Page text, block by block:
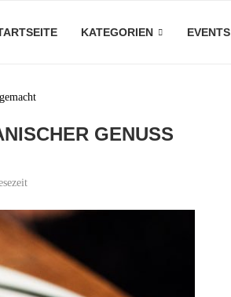
KATEGORIEN EVENTS
GENUSS